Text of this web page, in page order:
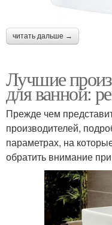
читать дальше →
Лучшие
для ванной:
Прежде чем
производителей,
параметрах, на
обратить внимание